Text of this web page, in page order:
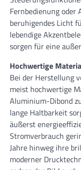
Fernbedienung oder
beruhigendes Licht
lebendige
sorgen für eine
Hochwertige
Bei der Herstellung
meist hochwertige
Aluminium-Dibond
lange Haltbarkeit
äußerst
Stromverbrauch
Jahre hinweg ihre
moderner